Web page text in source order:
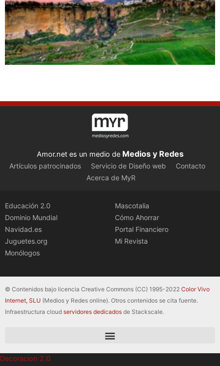
Amor.net es un medio de Medios y Redes
Artículos patrocinados Servicio de Diseño web
Contacto
Acerca de MyR
Educación 2.0
Dominio Mundial
Navidad.es
Juguetes.org
Monólogos
Mascotalia
Cómo Ahorrar
Portal Financiero
Mi Revista
© Contenidos bajo licencia Creative Commons (CC) 1995-2022 Color Vivo
Internet, SLU (Medios y Redes online). Otros contenidos se cita fuente.
Infraestructura cloud servidores dedicados de Stackscale.
Decoracion 2.0